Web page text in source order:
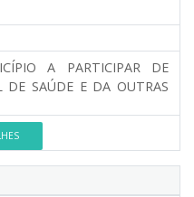
A PARTICIPAR DE
DE SAÚDE E DA OUTRAS